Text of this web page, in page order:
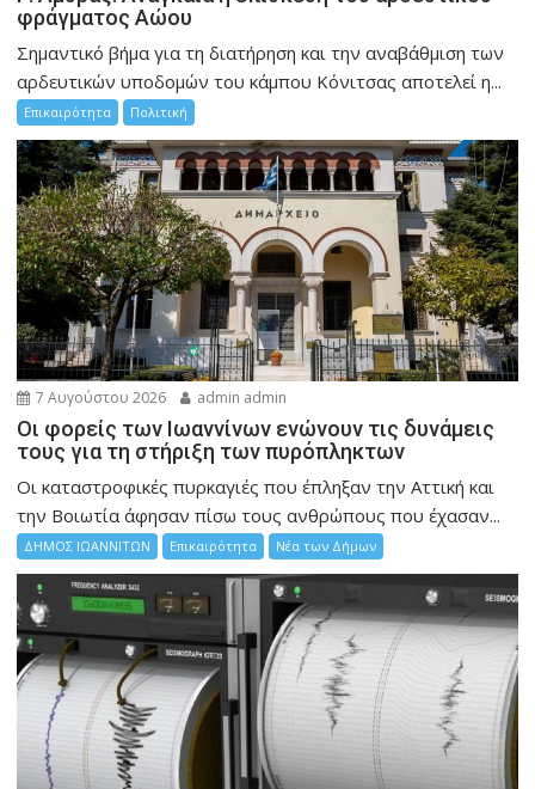
φράγματος Αώου
Σημαντικό βήμα για τη διατήρηση και την αναβάθμιση των
αρδευτικών υποδομών του κάμπου Κόνιτσας αποτελεί η...
Επικαιρότητα Πολιτική
7 Αυγούστου 2026 admin admin
Οι φορείς των Ιωαννίνων ενώνουν τις δυνάμεις
τους για τη στήριξη των πυρόπληκτων
Οι καταστροφικές πυρκαγιές που έπληξαν την Αττική και
την Bοιωτία άφησαν πίσω τους ανθρώπους που έχασαν...
ΔΗΜΟΣ ΙΩΑΝΝΙΤΩΝ Επικαιρότητα Νέα των Δήμων